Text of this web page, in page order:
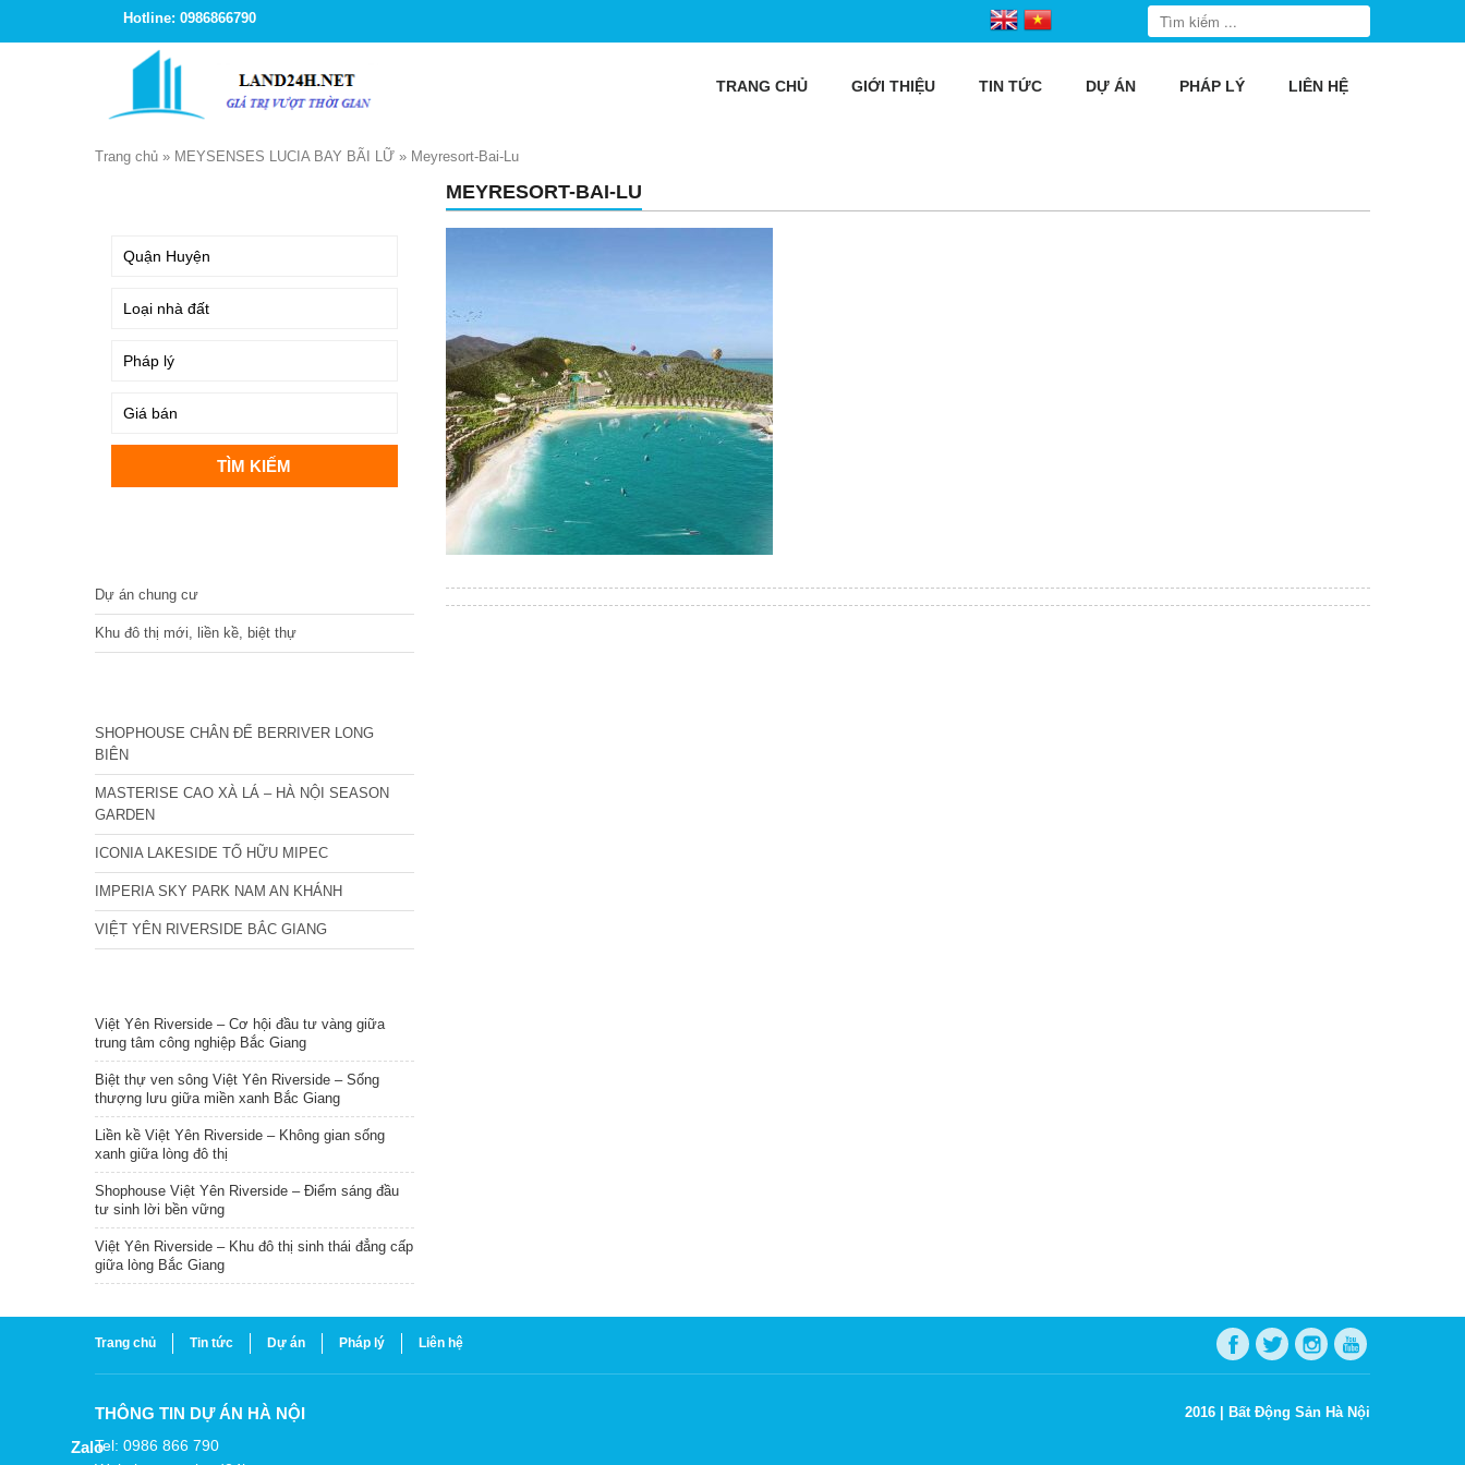
Hotline: 0986866790
TRANG CHỦ GIỚI THIỆU TIN TỨC DỰ ÁN PHÁP LÝ LIÊN HỆ
Trang chủ » MEYSENSES LUCIA BAY BÃI LỮ » Meyresort-Bai-Lu
MEYRESORT-BAI-LU
Dự án chung cư
Khu đô thị mới, liền kề, biệt thự
SHOPHOUSE CHÂN ĐẾ BERRIVER LONG
BIÊN
MASTERISE CAO XÀ LÁ – HÀ NỘI SEASON
GARDEN
ICONIA LAKESIDE TỐ HỮU MIPEC
IMPERIA SKY PARK NAM AN KHÁNH
VIỆT YÊN RIVERSIDE BẮC GIANG
Việt Yên Riverside – Cơ hội đầu tư vàng giữa
trung tâm công nghiệp Bắc Giang
Biệt thự ven sông Việt Yên Riverside – Sống
thượng lưu giữa miền xanh Bắc Giang
Liền kề Việt Yên Riverside – Không gian sống
xanh giữa lòng đô thị
Shophouse Việt Yên Riverside – Điểm sáng đầu
tư sinh lời bền vững
Việt Yên Riverside – Khu đô thị sinh thái đẳng cấp
giữa lòng Bắc Giang
Trang chủ Tin tức Dự án Pháp lý Liên hệ
THÔNG TIN DỰ ÁN HÀ NỘI
Tel: 0986 866 790
2016 | Bất Động Sản Hà Nội
Zalo